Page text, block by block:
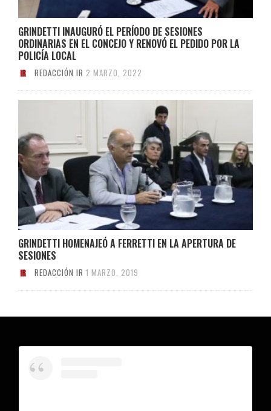
GRINDETTI INAUGURÓ EL PERÍODO DE SESIONES
ORDINARIAS EN EL CONCEJO Y RENOVÓ EL PEDIDO POR LA
POLICÍA LOCAL
REDACCIÓN IR 2 MARZO, 2022
GRINDETTI HOMENAJEÓ A FERRETTI EN LA APERTURA DE
SESIONES
REDACCIÓN IR 1 MARZO, 2019